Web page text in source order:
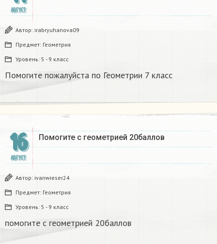
АВГУСТ
Автор: irabryuhanova09
Предмет: Геометрия
Уровень: 5 - 9 класс
Помогите пожалуйста по Геометрии 7 класс
16
АВГУСТ
Помогите с геометрией 20баллов
Автор: ivanwieser24
Предмет: Геометрия
Уровень: 5 - 9 класс
помогите с геометрией 20баллов